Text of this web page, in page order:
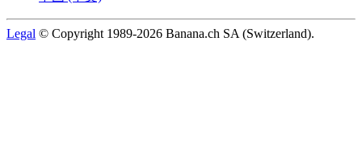
Legal © Copyright 1989-2026 Banana.ch SA (Switzerland).